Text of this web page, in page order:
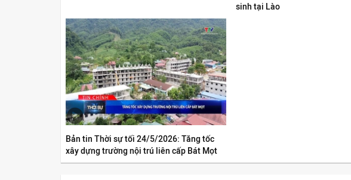
sinh tại Lào
Bản tin Thời sự tối 24/5/2026: Tăng tốc
xây dựng trường nội trú liên cấp Bát Mọt